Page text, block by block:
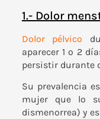
1.- Dolor
Dolor pélvico
aparecer 1 o 2
persistir durante
Su prevalencia
mujer que lo
dismenorrea) y